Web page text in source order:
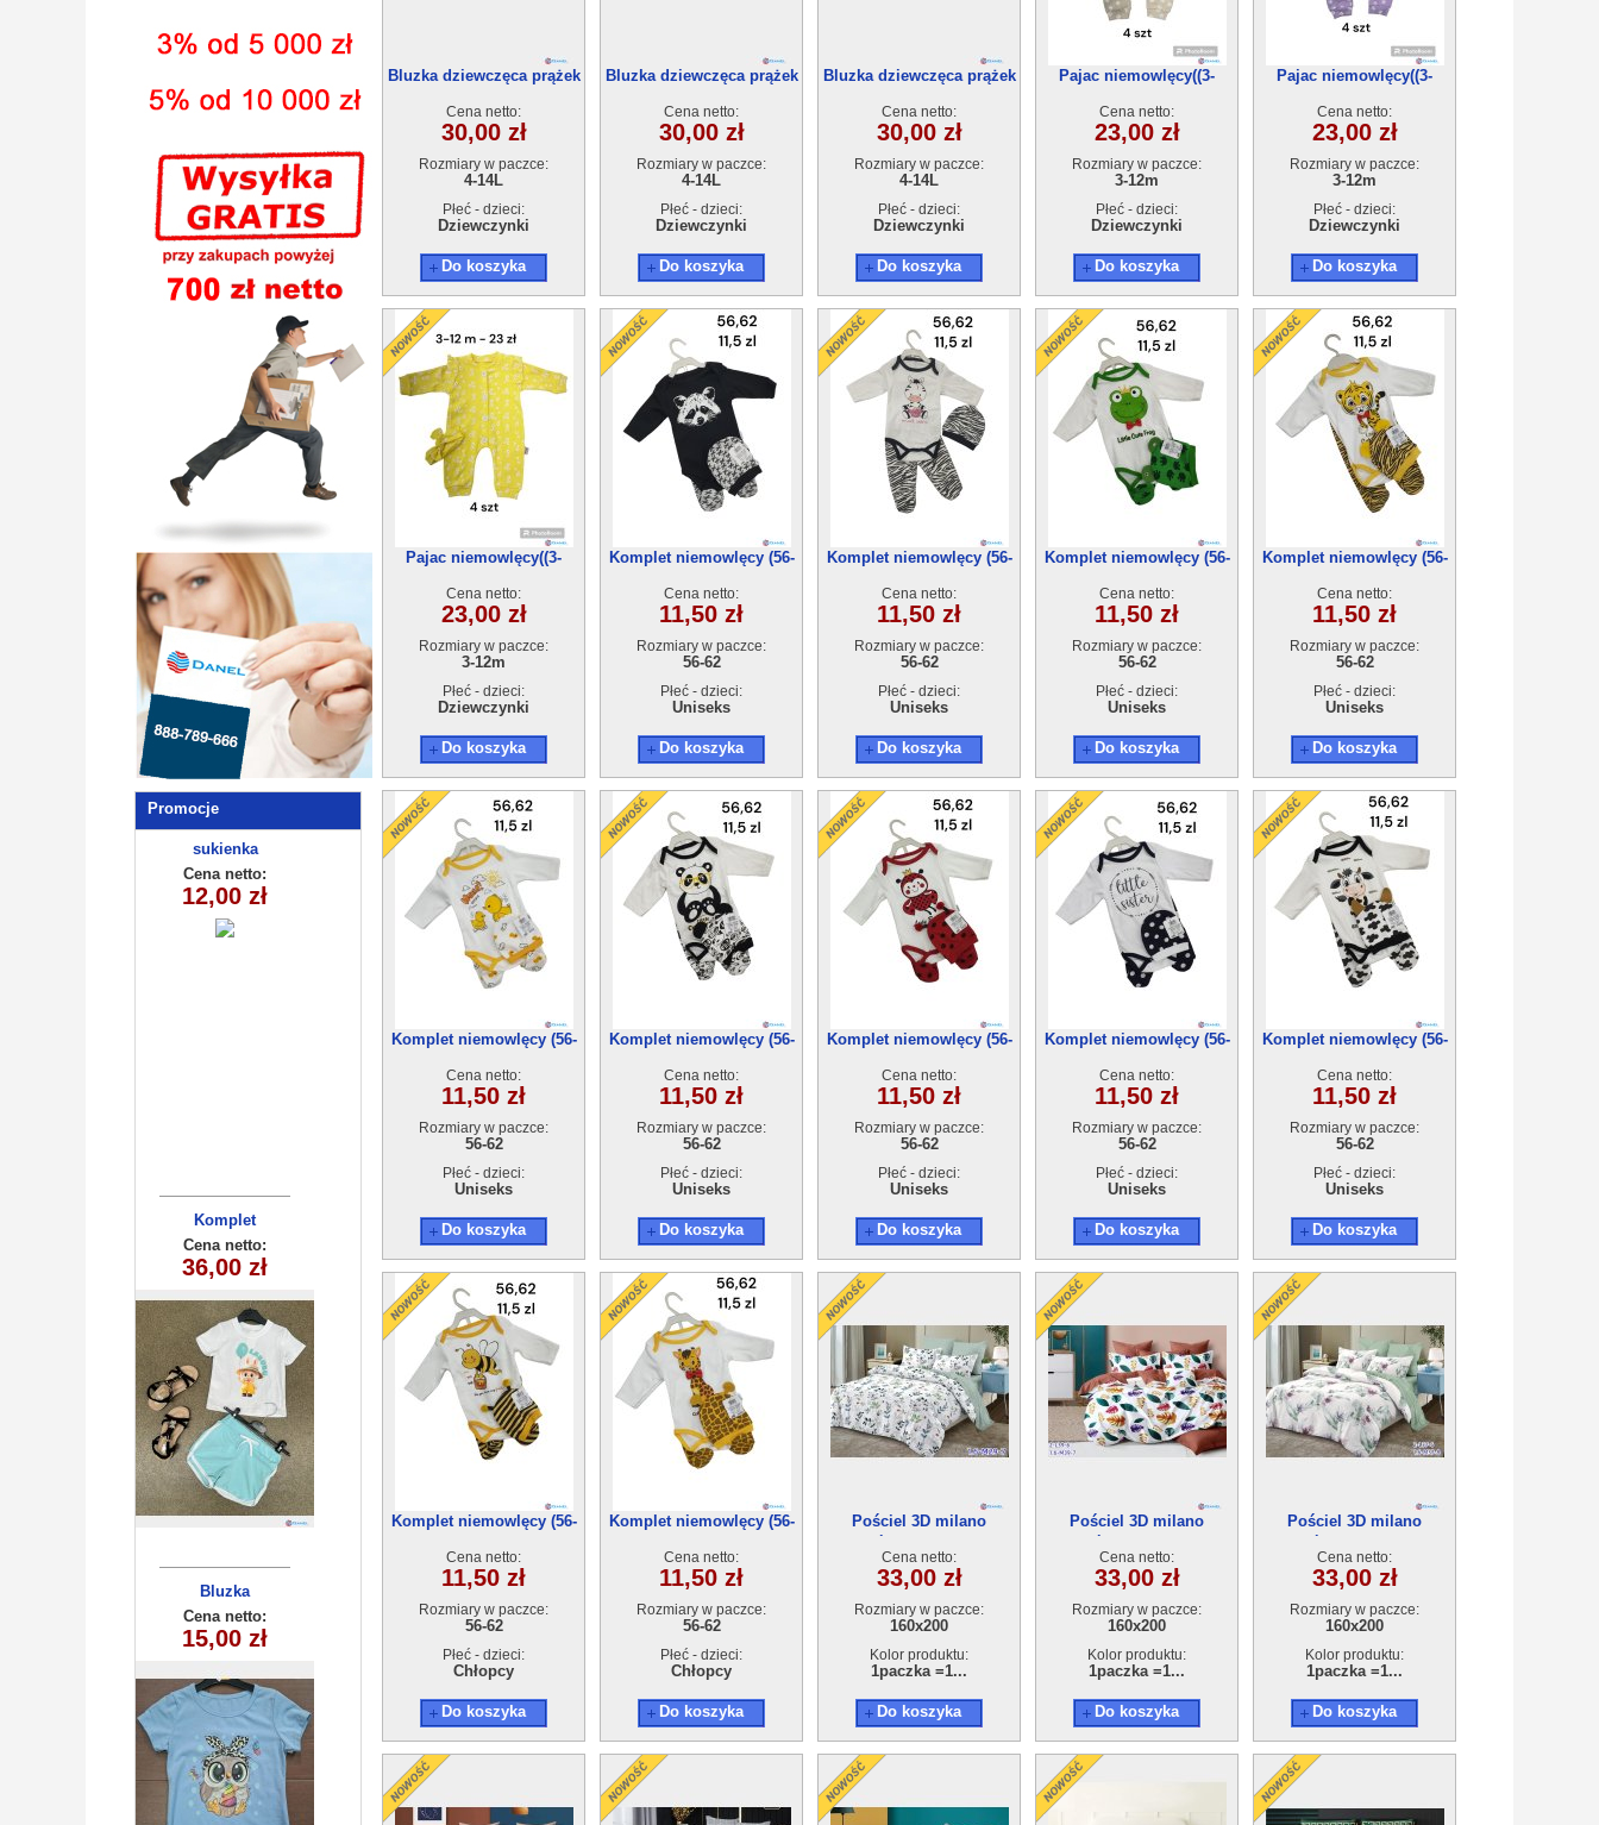
Promocje
sukienka
dziewczęca
(5-8)4szt
Cena netto:
12,00 zł
Komplet
dziecięcy
260625-30
(3/4-13/14)
6szt
Cena netto:
36,00 zł
Bluzka
dziecięca
180626-18(6-16)
6szt
Cena netto:
15,00 zł
Komplety
dziecięce (6-6
) 6szt
Cena netto:
38,00 zł
Opaska
dziecięca
250510-4
Cena netto:
10,00 zł
Bluzka
dziecięca
YL-871A2 (8-16)
5 szt
Cena netto:
12,00 zł
Bluzka dziewczęca prążek
Cena netto:
30,00 zł
Rozmiary w paczce:
4-14L
Płeć - dzieci:
Dziewczynki
Do koszyka
Bluzka dziewczęca prążek
Cena netto:
30,00 zł
Rozmiary w paczce:
4-14L
Płeć - dzieci:
Dziewczynki
Do koszyka
Bluzka dziewczęca prążek
Cena netto:
30,00 zł
Rozmiary w paczce:
4-14L
Płeć - dzieci:
Dziewczynki
Do koszyka
Pajac niemowlęcy((3-
Cena netto:
23,00 zł
Rozmiary w paczce:
3-12m
Płeć - dzieci:
Dziewczynki
Do koszyka
Pajac niemowlęcy((3-
Cena netto:
23,00 zł
Rozmiary w paczce:
3-12m
Płeć - dzieci:
Dziewczynki
Do koszyka
Pajac niemowlęcy((3-
Cena netto:
23,00 zł
Rozmiary w paczce:
3-12m
Płeć - dzieci:
Dziewczynki
Do koszyka
Komplet niemowlęcy (56-
Cena netto:
11,50 zł
Rozmiary w paczce:
56-62
Płeć - dzieci:
Uniseks
Do koszyka
Komplet niemowlęcy (56-
Cena netto:
11,50 zł
Rozmiary w paczce:
56-62
Płeć - dzieci:
Uniseks
Do koszyka
Komplet niemowlęcy (56-
Cena netto:
11,50 zł
Rozmiary w paczce:
56-62
Płeć - dzieci:
Uniseks
Do koszyka
Komplet niemowlęcy (56-
Cena netto:
11,50 zł
Rozmiary w paczce:
56-62
Płeć - dzieci:
Uniseks
Do koszyka
Komplet niemowlęcy (56-
Cena netto:
11,50 zł
Rozmiary w paczce:
56-62
Płeć - dzieci:
Uniseks
Do koszyka
Komplet niemowlęcy (56-
Cena netto:
11,50 zł
Rozmiary w paczce:
56-62
Płeć - dzieci:
Uniseks
Do koszyka
Komplet niemowlęcy (56-
Cena netto:
11,50 zł
Rozmiary w paczce:
56-62
Płeć - dzieci:
Uniseks
Do koszyka
Komplet niemowlęcy (56-
Cena netto:
11,50 zł
Rozmiary w paczce:
56-62
Płeć - dzieci:
Uniseks
Do koszyka
Komplet niemowlęcy (56-
Cena netto:
11,50 zł
Rozmiary w paczce:
56-62
Płeć - dzieci:
Uniseks
Do koszyka
Komplet niemowlęcy (56-
Cena netto:
11,50 zł
Rozmiary w paczce:
56-62
Płeć - dzieci:
Chłopcy
Do koszyka
Komplet niemowlęcy (56-
Cena netto:
11,50 zł
Rozmiary w paczce:
56-62
Płeć - dzieci:
Chłopcy
Do koszyka
Pościel 3D milano
Cena netto:
33,00 zł
Rozmiary w paczce:
160x200
Kolor produktu:
1paczka =1...
Do koszyka
Pościel 3D milano
Cena netto:
33,00 zł
Rozmiary w paczce:
160x200
Kolor produktu:
1paczka =1...
Do koszyka
Pościel 3D milano
Cena netto:
33,00 zł
Rozmiary w paczce:
160x200
Kolor produktu:
1paczka =1...
Do koszyka